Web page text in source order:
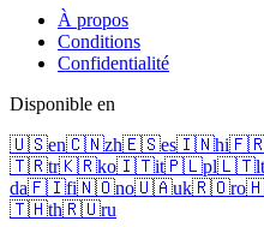
À propos
Conditions
Confidentialité
Disponible en
🇺🇸en🇨🇳zh🇪🇸es🇮🇳hi
🇹🇷tr🇰🇷ko🇮🇹it🇵🇱pl🇱🇹lt
da🇫🇮fi🇳🇴no🇺🇦uk🇷🇴ro
🇹🇭th🇷🇺ru